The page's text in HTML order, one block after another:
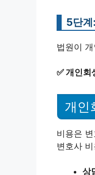
5단계
법원이
✅개인회
개인
비용은
변호사
상